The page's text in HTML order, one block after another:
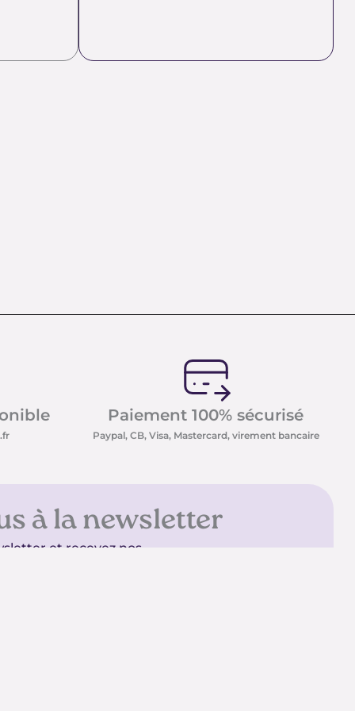
Paiement 100% sécurisé
Paypal, CB, Visa, Mastercard, virement bancaire
à la newsletter
et recevez nos